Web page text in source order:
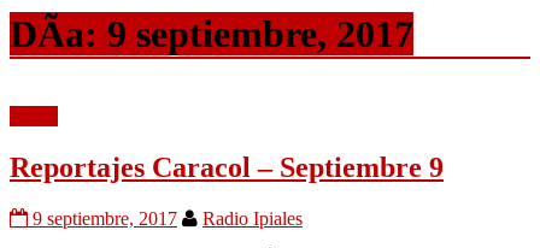
DÃ­a: 9 septiembre, 2017
Reportajes Caracol – Septiembre 9
9 septiembre, 2017
Radio Ipiales